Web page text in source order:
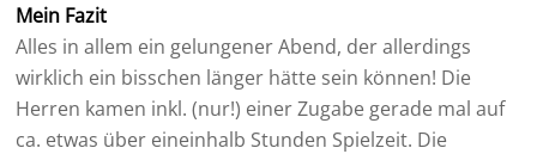
Mein Fazit
Alles in allem ein gelungener Abend, der allerdings
wirklich ein bisschen länger hätte sein können! Die
Herren kamen inkl. (nur!) einer Zugabe gerade mal auf
ca. etwas über eineinhalb Stunden Spielzeit. Die